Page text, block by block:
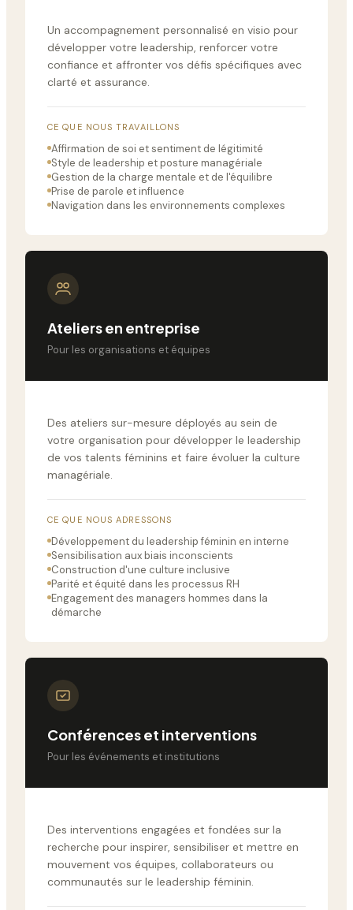
Un accompagnement personnalisé en visio pour
développer votre leadership, renforcer votre
confiance et affronter vos défis spécifiques avec
clarté et assurance.
CE QUE NOUS TRAVAILLONS
Affirmation de soi et sentiment de légitimité
Style de leadership et posture managériale
Gestion de la charge mentale et de l'équilibre
Prise de parole et influence
Navigation dans les environnements complexes
Ateliers en entreprise
Pour les organisations et équipes
Des ateliers sur-mesure déployés au sein de
votre organisation pour développer le leadership
de vos talents féminins et faire évoluer la culture
managériale.
CE QUE NOUS ADRESSONS
Développement du leadership féminin en interne
Sensibilisation aux biais inconscients
Construction d'une culture inclusive
Parité et équité dans les processus RH
Engagement des managers hommes dans la
démarche
Conférences et interventions
Pour les événements et institutions
Des interventions engagées et fondées sur la
recherche pour inspirer, sensibiliser et mettre en
mouvement vos équipes, collaborateurs ou
communautés sur le leadership féminin.